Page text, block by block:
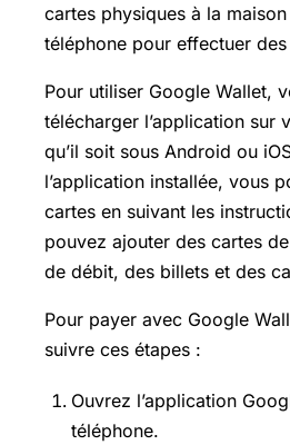
cartes physiques à la
téléphone pour effectuer
Pour utiliser Google Wallet,
télécharger l’application sur
qu’il soit sous Android ou
l’application installée, vous
cartes en suivant les
pouvez ajouter des cartes
de débit, des billets et des
Pour payer avec Google
suivre ces étapes :
Ouvrez l’application
téléphone.